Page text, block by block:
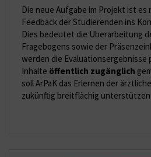
Die neue Aufgabe im Projekt ist es
Feedback der Studierenden ins
Dies bedeutet die Überarbeitung
Fragebogens sowie der
werden die Evaluationsergebnisse
Inhalte öffentlich zugänglich
soll ArPaK das Erlernen der
zukünftig breitflächig unterstützen.